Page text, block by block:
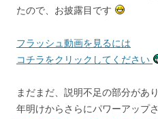
たので、お披露目です
フラッシュ動画を見るには
コチラをクリックしてください
まだまだ、説明不足の部分があり
年明けからさらにパワーアップ